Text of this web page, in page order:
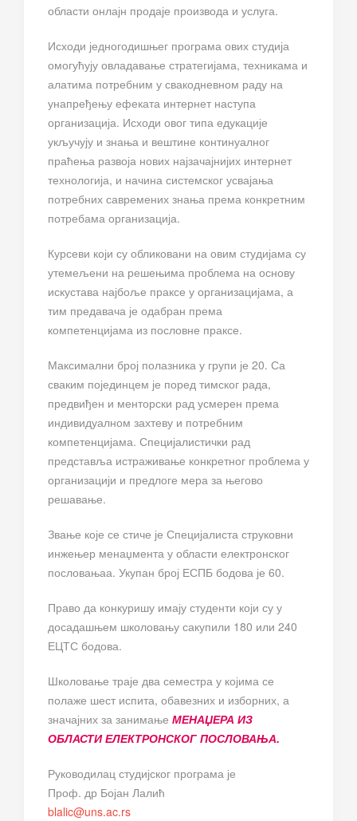
области онлајн продаје производа и услуга.
Исходи једногодишњег програма ових студија
омогућују овладавање стратегијама, техникама и
алатима потребним у свакодневном раду на
унапређењу ефеката интернет наступа
организација. Исходи овог типа едукације
укључују и знања и вештине континуалног
праћења развоја нових најзачајнијих интернет
технологија, и начина системског усвајања
потребних савремених знања према конкретним
потребама организација.
Курсеви који су обликовани на овим студијама су
утемељени на решењима проблема на основу
искустава најбоље праксе у организацијама, а
тим предавача је одабран према
компетенцијама из пословне праксе.
Максимални број полазника у групи је 20. Са
сваким појединцем је поред тимског рада,
предвиђен и менторски рад усмерен према
индивидуалном захтеву и потребним
компетенцијама. Специјалистички рад
представља истраживање конкретног проблема у
организацији и предлоге мера за његово
решавање.
Звање које се стиче је Специјалиста струковни
инжењер менаџмента у области електронског
пословањаа. Укупан број ЕСПБ бодова је 60.
Право да конкуришу имају студенти који су у
досадашњем школовању сакупили 180 или 240
ЕЦТС бодова.
Школовање траје два семестра у којима се
полаже шест испита, обавезних и изборних, а
значајних за занимање МЕНАЏЕРА ИЗ
ОБЛАСТИ ЕЛЕКТРОНСКОГ ПОСЛОВАЊА.
Руководилац студијског програма је
Проф. др Бојан Лалић
blalic@uns.ac.rs